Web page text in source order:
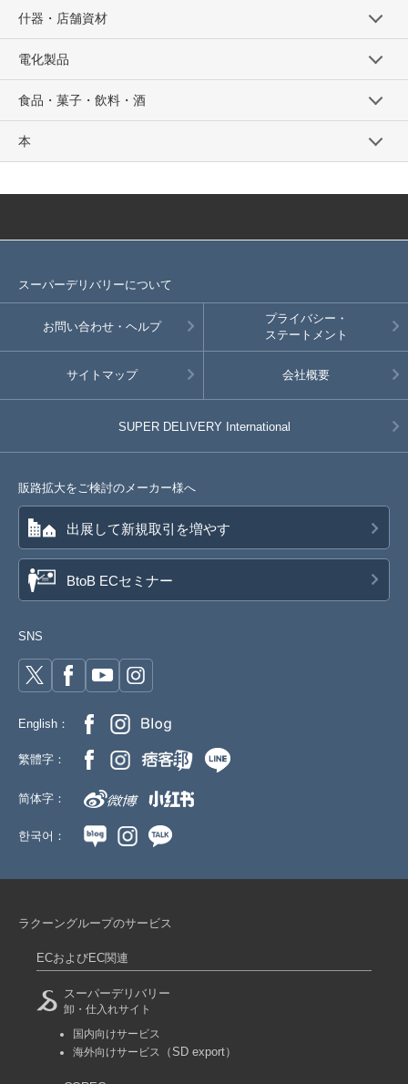
什器・店舗資材
電化製品
食品・菓子・飲料・酒
本
スーパーデリバリーについて
お問い合わせ・ヘルプ
プライバシー・
ステートメント
サイトマップ 会社概要
SUPER DELIVERY International
販路拡大をご検討のメーカー様へ
出展して新規取引を増やす
BtoB ECセミナー
SNS
English：
繁體字：
简体字：
한국어：
ラクーングループのサービス
ECおよびEC関連
スーパーデリバリー
卸・仕入れサイト
国内向けサービス
海外向けサービス
（SD export）